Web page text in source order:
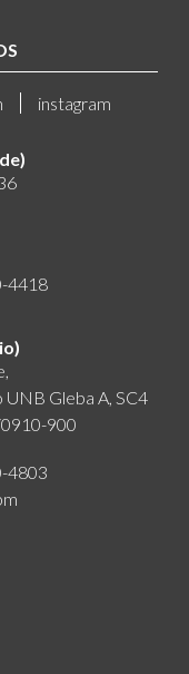
instagram
4418
Gleba A, SC4
900
4803